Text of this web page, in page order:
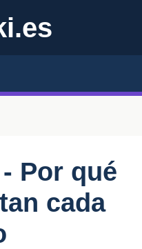
Por qué
cada